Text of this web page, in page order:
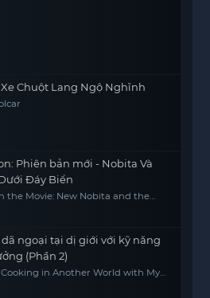
Chuột Lang Ngộ Nghĩnh
Phiên bản mới - Nobita Và
Đáy Biển
the Movie: New Nobita and the
ngoại tại dị giới với kỹ năng
(Phần 2)
in Another World with My